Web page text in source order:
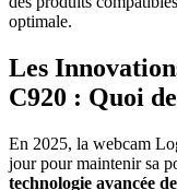
optimale.
Les
C920 : Quoi
En 2025, la webcam
jour pour maintenir sa
technologie avancée